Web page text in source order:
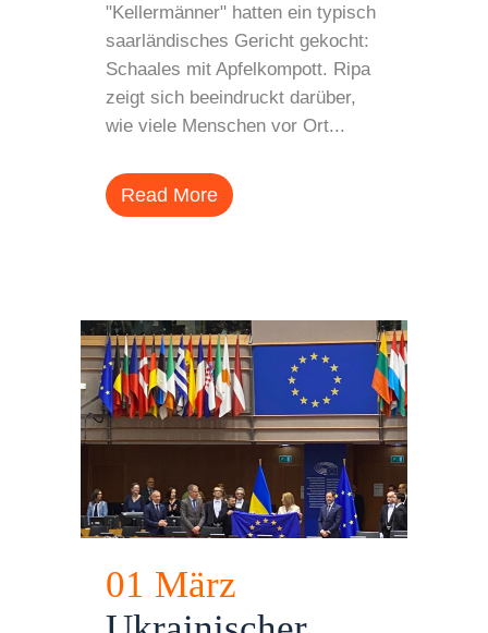
"Kellermänner" hatten ein typisch
saarländisches Gericht gekocht:
Schaales mit Apfelkompott. Ripa
zeigt sich beeindruckt darüber,
wie viele Menschen vor Ort...
Read More
01 März